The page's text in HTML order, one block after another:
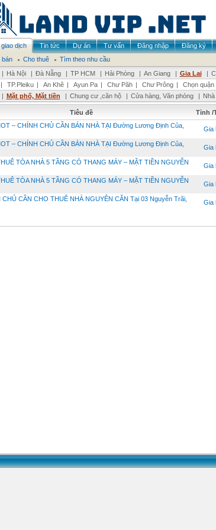
dịch Tin tức Dự án Tư vấn Đăng nhập Đăng ký
bán
Cho thuê
Tìm theo nhu cầu
| Hà Nội | Đà Nẵng | TP HCM | Hải Phòng | An Giang | Gia Lai |
| TP.Pleiku | An Khê | Ayun Pa | Chư Păh | Chư Prông |
Chọn
| Mặt phố, Mặt tiền | Chung cư ,căn hộ | Cửa hàng, Văn phòng |
Tiêu đề Tỉnh /
– CHÍNH CHỦ CẦN BÁN NHÀ TẠI Đường Lương Định Của,
Gia
– CHÍNH CHỦ CẦN BÁN NHÀ TẠI Đường Lương Định Của,
Gia
TÒA NHÀ 5 TẦNG CÓ THANG MÁY – MẶT TIỀN NGUYỄN
Gia
TÒA NHÀ 5 TẦNG CÓ THANG MÁY – MẶT TIỀN NGUYỄN
Gia
CHỦ CẦN CHO THUÊ NHÀ NGUYÊN CĂN Tại 03 Nguyễn Trãi,
Gia